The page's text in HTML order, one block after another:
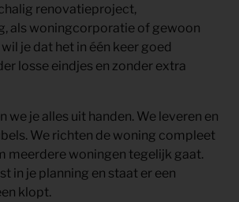
renovatieproject,
als woningcorporatie of gewoon
je dat het in één keer goed
losse eindjes en zonder extra
we je alles uit handen. We leveren en
We richten de woning compleet
meerdere woningen tegelijk gaat.
in je planning en staat er een
klopt.